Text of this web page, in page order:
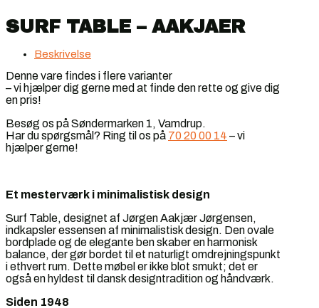
SURF TABLE – AAKJAER
Beskrivelse
Denne vare findes i flere varianter
– vi hjælper dig gerne med at finde den rette og give dig
en pris!
Besøg os på Søndermarken 1, Vamdrup.
Har du spørgsmål? Ring til os på 70 20 00 14 – vi
hjælper gerne!
Et mesterværk i minimalistisk design
Surf Table, designet af Jørgen Aakjær Jørgensen,
indkapsler essensen af minimalistisk design. Den ovale
bordplade og de elegante ben skaber en harmonisk
balance, der gør bordet til et naturligt omdrejningspunkt
i ethvert rum. Dette møbel er ikke blot smukt; det er
også en hyldest til dansk designtradition og håndværk.
Siden 1948